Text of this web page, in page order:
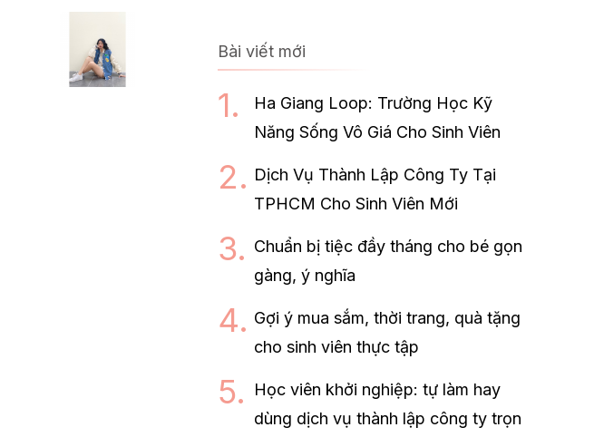
Bài viết mới
Ha Giang Loop: Trường Học Kỹ
Năng Sống Vô Giá Cho Sinh Viên
Dịch Vụ Thành Lập Công Ty Tại
TPHCM Cho Sinh Viên Mới
Chuẩn bị tiệc đầy tháng cho bé gọn
gàng, ý nghĩa
Gợi ý mua sắm, thời trang, quà tặng
cho sinh viên thực tập
Học viên khởi nghiệp: tự làm hay
dùng dịch vụ thành lập công ty trọn